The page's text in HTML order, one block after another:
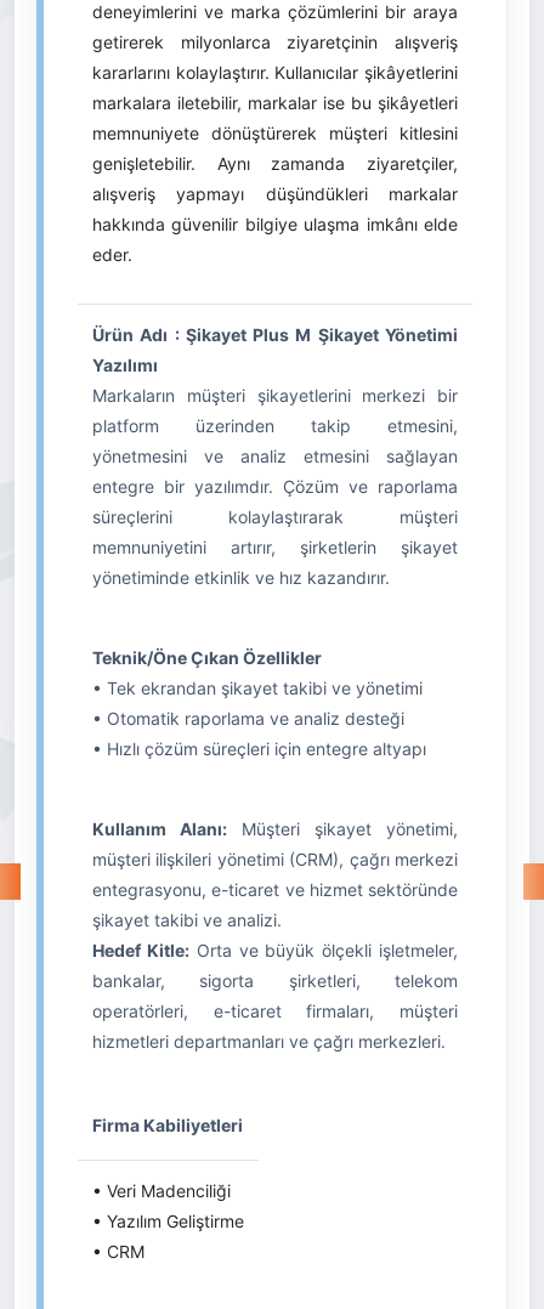
deneyimlerini ve marka çözümlerini bir araya
getirerek milyonlarca ziyaretçinin alışveriş
kararlarını kolaylaştırır. Kullanıcılar şikâyetlerini
markalara iletebilir, markalar ise bu şikâyetleri
memnuniyete dönüştürerek müşteri kitlesini
genişletebilir. Aynı zamanda ziyaretçiler,
alışveriş yapmayı düşündükleri markalar
hakkında güvenilir bilgiye ulaşma imkânı elde
eder.
Ürün Adı : Şikayet Plus M Şikayet Yönetimi
Yazılımı
Markaların müşteri şikayetlerini merkezi bir
platform üzerinden takip etmesini,
yönetmesini ve analiz etmesini sağlayan
entegre bir yazılımdır. Çözüm ve raporlama
süreçlerini kolaylaştırarak müşteri
memnuniyetini artırır, şirketlerin şikayet
yönetiminde etkinlik ve hız kazandırır.
Teknik/Öne Çıkan Özellikler
• Tek ekrandan şikayet takibi ve yönetimi
• Otomatik raporlama ve analiz desteği
• Hızlı çözüm süreçleri için entegre altyapı
Kullanım Alanı: Müşteri şikayet yönetimi,
müşteri ilişkileri yönetimi (CRM), çağrı merkezi
entegrasyonu, e-ticaret ve hizmet sektöründe
şikayet takibi ve analizi.
Hedef Kitle:Orta ve büyük ölçekli işletmeler,
bankalar, sigorta şirketleri, telekom
operatörleri, e-ticaret firmaları, müşteri
hizmetleri departmanları ve çağrı merkezleri.
Firma Kabiliyetleri
• Veri Madenciliği
• Yazılım Geliştirme
• CRM